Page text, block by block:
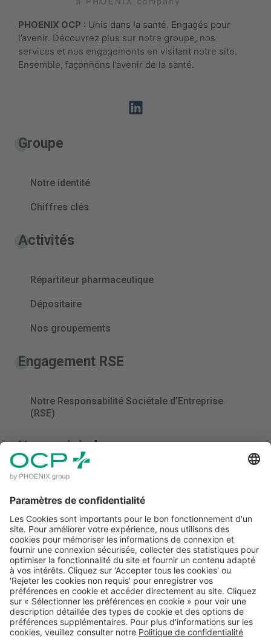
PHOENIX OCP : Unis dans la santé. Engagés pour
l’avenir. Découvrez plus sur notre groupe, nos
services et nos engagements en visitant notre site.
Ensemble, façonnons l’avenir de la santé.
Groupe
Notre identité
Chiffres clés
Activités
Répartiteur pharmaceutique
Dépositaire
Nos groupements
Engagement RSE
Notre Responsabilité Sociétale d’Entreprise
(RSE)
Nous rejoindre
Nos départements
Nos offres
Contact
Mentions Légales